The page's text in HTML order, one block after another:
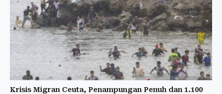
Krisis Migran Ceuta, Penampungan Penuh dan 1.100